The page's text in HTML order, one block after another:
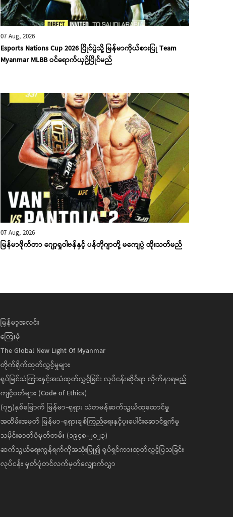
07 Aug, 2026
Esports Nations Cup 2026 ပြိုင်ပွဲသို့ မြန်မာကိုယ်စားပြု Team
Myanmar MLBB ဝင်ရောက်ယှဉ်ပြိုင်မည်
07 Aug, 2026
မြန်မာဖိုက်တာ ဂျော့ရှုဝါဗန်နှင့် ပန်တိုဂျာတို့ မကျေပွဲ ထိုးသတ်မည်
မြန်မာ့အလင်း
ကြေးမုံ
The Global New Light Of Myanmar
တိုက်ရိုက်ထုတ်လွှင့်မှုများ
ရုပ်မြင်သံကြားနှင့်အသံထုတ်လွှင့်ခြင်း လုပ်ငန်းဆိုင်ရာ လိုက်နာရမည့်
ကျင့်ဝတ်များ (Code of Ethics)
(၇၅)နှစ်မြောက် မြန်မာ-ရုရှား သံတမန်ဆက်သွယ်ထူထောင်မှု
အထိမ်းအမှတ် မြန်မာ-ရုရှားချစ်ကြည်ရေးနှင့်ပူးပေါင်းဆောင်ရွက်မှု
သမိုင်းဓာတ်ပုံမှတ်တမ်း (၁၉၄၈-၂၀၂၃)
ဆက်သွယ်ရေးကွန်ရက်ကိုအသုံးပြု၍ ရုပ်ရှင်ကားထုတ်လွှင့်ပြသခြင်း
လုပ်ငန်း မှတ်ပုံတင်လက်မှတ်လျှောက်လွှာ